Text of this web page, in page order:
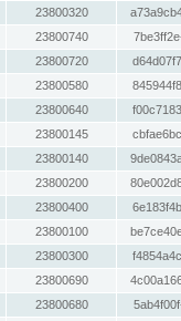
23800320
23800740
23800720
23800580
23800640
23800145
23800140
23800200
23800400
23800100
23800300
23800690
23800680